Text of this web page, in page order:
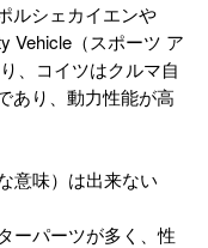
ルシェカイエンや
Vehicle（スポーツ ア
、コイツはクルマ自
あり、動力性能が高
意味）は出来ない
ーパーツが多く、性